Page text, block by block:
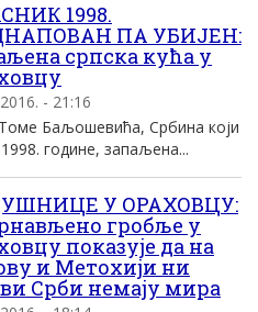
1998.
ПА УБИЈЕН:
српска кућа у
- 21:16
Баљошевића, Србина који
године, запаљена...
У ОРАХОВЦУ:
гробље у
показује да на
и Метохији ни
Срби немају мира